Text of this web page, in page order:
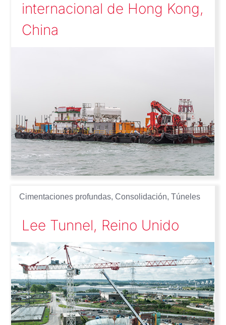
internacional de Hong Kong,
China
Cimentaciones profundas,Consolidación,Túneles
Lee Tunnel, Reino Unido